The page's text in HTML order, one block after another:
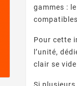
gammes :
Pour cette
l’unité,
clair se
Si